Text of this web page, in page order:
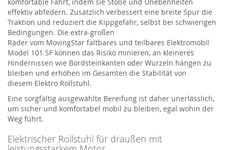
effektiv abfedern. Zusätzlich verbessert eine breite Spur die
Traktion und reduziert die Kippgefahr, selbst bei schwierigen
Bedingungen. Die extra-großen
Räder vom MovingStar faltbares und teilbares Elektromobil
Model 101 SF können das Risiko minieren, an kleineres
Hindernissen wie Bordsteinkanten oder Wurzeln hängen zu
bleiben und erhöhen im Gesamten die Stabilität von
diesem Elektro Rollstuhl.
Eine sorgfältig ausgewählte Bereifung ist daher unerlässlich,
um sicher und komfortabel mobil zu bleiben, egal wohin der
Weg führt.
Elektrischer Rollstuhl für draußen mit